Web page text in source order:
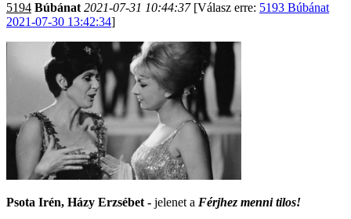
5194 Búbánat 2021-07-31 10:44:37[Válasz erre: 5193 Búbánat
2021-07-30 13:42:34]
Psota Irén, Házy Erzsébet - jelenet a Férjhez menni tilos!